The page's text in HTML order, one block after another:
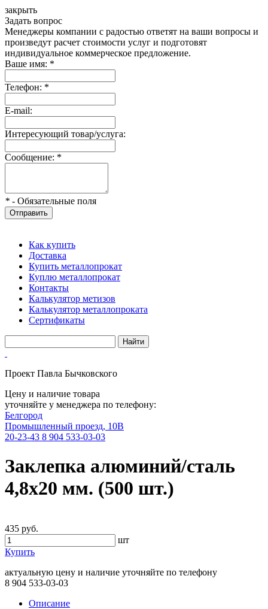
закрыть
Задать вопрос
Менеджеры компании с радостью ответят на ваши вопросы и
произведут расчет стоимости услуг и подготовят
индивидуальное коммерческое предложение.
Ваше имя: *
Телефон: *
E-mail:
Интересующий товар/услуга:
Сообщение: *
* - Обязательные поля
Отправить
Как купить
Доставка
Купить металлопрокат
Куплю металлопрокат
Контакты
Калькулятор метизов
Калькулятор металлопроката
Сертификаты
Проект Павла Бычковского
Цену и наличие товара
уточняйте у менеджера по телефону:
Белгород
Промышленный проезд, 10В
20-23-43 8 904 533-03-03
Заклепка алюминий/сталь
4,8х20 мм. (500 шт.)
435 руб.
шт
Купить
актуальную цену и наличие уточняйте по телефону
8 904 533-03-03
Описание